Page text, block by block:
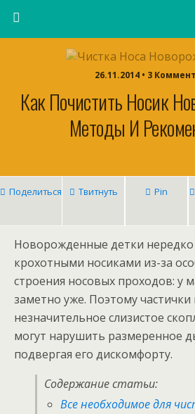
26.11.2014 • 3
Как Почистить Носик
Методы И
Поделиться Твитнуть Pin
Новорожденные детки нередко
крохотными носиками из-за
строения носовых проходов: у
заметно уже. Поэтому частички
незначительное слизистое
могут нарушить размеренное
подвергая его дискомфорту.
Содержание статьи:
Все необходимое для